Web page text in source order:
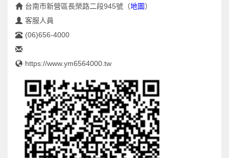
台南市新營區長榮路二段945號 （地圖）
客服人員
(06)656-4000
https://www.ym6564000.tw